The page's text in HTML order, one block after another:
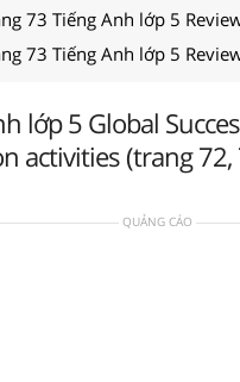
73 Tiếng Anh lớp 5
73 Tiếng Anh lớp 5
lớp 5 Global
activities (trang 72,
QUẢNG CÁO